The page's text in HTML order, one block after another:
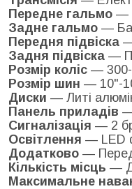
Передне гальмо —
Задне гальмо —
Передня підвіска
Задня підвіска —
Розмір коліс —
Розмір шин — 10"-
Диски — Литі
Панель приладів —
Сигналізація — 2
Освітлення — LED
Додатково —
Кількість місць —
Максимальне